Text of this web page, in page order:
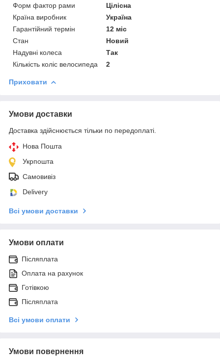
Форм фактор рами
Цілісна
Країна виробник
Україна
Гарантійний термін
12 міс
Стан
Новий
Надувні колеса
Так
Кількість коліс велосипеда
2
Приховати
Умови доставки
Доставка здійснюється тільки по передоплаті.
Нова Пошта
Укрпошта
Самовивіз
Delivery
Всі умови доставки
Умови оплати
Післяплата
Оплата на рахунок
Готівкою
Післяплата
Всі умови оплати
Умови повернення